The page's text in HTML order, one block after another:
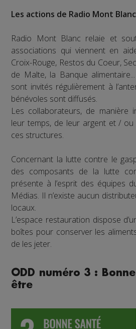
Les actions de Radio Mont Blanc
Radio Mont Blanc relaie et
associations qui viennent en
Croix-Rouge, Restos du Coeur,
de Malte, la Banque
sont invités régulièrement à
bénévoles sont diffusés.
Les collaborateurs, de manière
leur temps, de leur argent et /
ces structures.
Concernant la lutte contre le
des composants de la lutte
présente à l’esprit des équipes
Médias. Il n’existe aucun
locaux.
L’espace restauration dispose
boîtes pour conserver les
de les jeter.
ODD numéro 3 :
être